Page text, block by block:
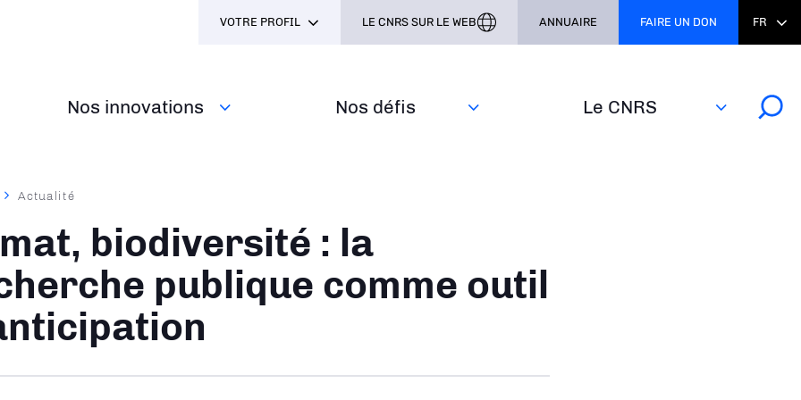
Nos innovations Nos défis‎ Le CNRS
VOTRE PROFIL LE CNRS SUR LE WEB ANNUAIRE FAIRE UN DON FR
Actualité
biodiversité : la
publique comme outil